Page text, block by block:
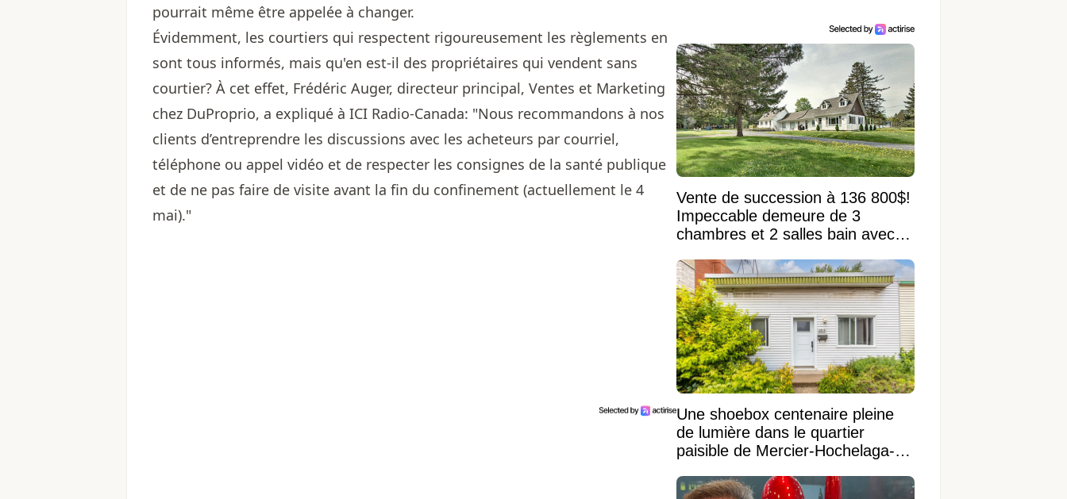
pourrait même être appelée à changer.
Évidemment, les courtiers qui respectent rigoureusement les règlements en
sont tous informés, mais qu'en est-il des propriétaires qui vendent sans
courtier? À cet effet, Frédéric Auger, directeur principal, Ventes et Marketing
chez DuProprio, a expliqué à ICI Radio-Canada: "Nous recommandons à nos
clients d’entreprendre les discussions avec les acheteurs par courriel,
téléphone ou appel vidéo et de respecter les consignes de la santé publique
et de ne pas faire de visite avant la fin du confinement (actuellement le 4
mai)."
Vente de succession à 136 800$!
Impeccable demeure de 3
chambres et 2 salles bain avec
Une shoebox centenaire pleine
de lumière dans le quartier
paisible de Mercier-Hochelaga-